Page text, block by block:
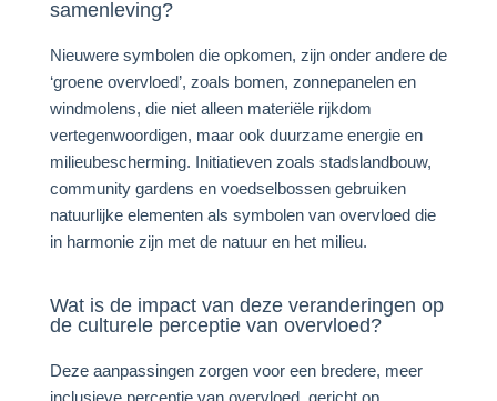
samenleving?
Nieuwere symbolen die opkomen, zijn onder andere de
‘groene overvloed’, zoals bomen, zonnepanelen en
windmolens, die niet alleen materiële rijkdom
vertegenwoordigen, maar ook duurzame energie en
milieubescherming. Initiatieven zoals stadslandbouw,
community gardens en voedselbossen gebruiken
natuurlijke elementen als symbolen van overvloed die
in harmonie zijn met de natuur en het milieu.
Wat is de impact van deze veranderingen op
de culturele perceptie van overvloed?
Deze aanpassingen zorgen voor een bredere, meer
inclusieve perceptie van overvloed, gericht op